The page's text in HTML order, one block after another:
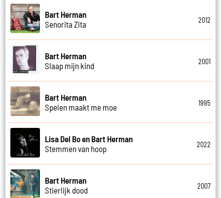
Bart Herman
Senorita Zita
2012
Bart Herman
Slaap mijn kind
2001
Bart Herman
Spelen maakt me moe
1995
Lisa Del Bo en Bart Herman
Stemmen van hoop
2022
Bart Herman
Stierlijk dood
2007